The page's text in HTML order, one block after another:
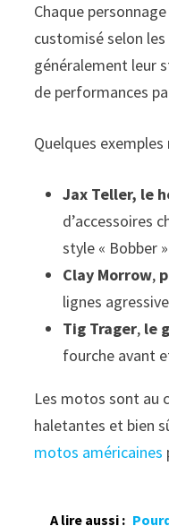
Chaque
customisé selon
généralement leur
de performances
Quelques
Jax Teller, le
d’accessoires
style « Bobber
Clay Morrow,
lignes
Tig Trager, le
fourche avant
Les motos sont au
haletantes et bien
motos américaines
A lire aussi :